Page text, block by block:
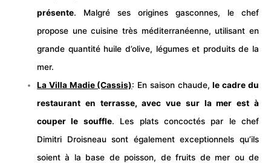
présente. Malgré ses origines gasconnes, le chef
propose une cuisine très méditerranéenne, utilisant en
grande quantité huile d’olive, légumes et produits de la
mer.
La Villa Madie (Cassis): En saison chaude,le cadre du
restaurant en terrasse, avec vue sur la mer est à
couper le souffle. Les plats concoctés par le chef
Dimitri Droisneau sont également exceptionnels qu’ils
soient à la base de poisson, de fruits de mer ou de